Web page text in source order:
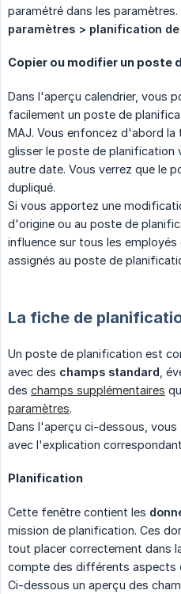
paramétré dans les
paramètres > planification
Copier ou modifier un poste
Dans l'aperçu calendrier, vous
facilement un poste de
MAJ. Vous enfoncez d'abord
glisser le poste de planification
autre date. Vous verrez que le
dupliqué.
Si vous apportez une
d'origine ou au poste de
influence sur tous les
assignés au poste de
La fiche de
Un poste de planification est
avec des champs standard ,
des champs supplémentaires
paramètres.
Dans l'aperçu ci-dessous,
avec l'explication
Planification
Cette fenêtre contient les
mission de planification. Ces
tout placer correctement dans
compte des différents aspects
Ci-dessous un aperçu des